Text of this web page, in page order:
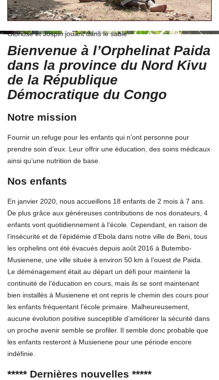
Gloriose et Jospin jouant dans le sable
Bienvenue à l’Orphelinat Paida
dans la province du Nord Kivu
de la République
Démocratique du Congo
Notre mission
Fournir un refuge pour les enfants qui n’ont personne pour
prendre soin d’eux. Leur offrir une éducation, des soins médicaux
ainsi qu’une nutrition de base.
Nos enfants
En janvier 2020, nous accueillons 18 enfants de 2 mois à 7 ans.
De plus grâce aux généreuses contributions de nos donateurs, 4
enfants vont quotidiennement à l’école. Cependant, en raison de
l’insécurité et de l’épidémie d’Ebola dans notre ville de Beni, tous
les orphelins ont été évacués depuis août 2016 à Butembo-
Musienene, une ville située à environ 50 km à l’ouest de Paida.
Le déménagement était au départ un défi pour maintenir la
continuité de l’éducation en cours, mais ils se sont maintenant
bien installés à Musienene et ont repris le chemin des cours pour
les enfants fréquentant l’école primaire. Malheureusement,
aucune évolution positive susceptible d’améliorer la sécurité dans
un proche avenir semble se profiler. Il semble donc probable que
les enfants resteront à Musienene pour une période encore
indéfinie.
***** Dernières nouvelles *****